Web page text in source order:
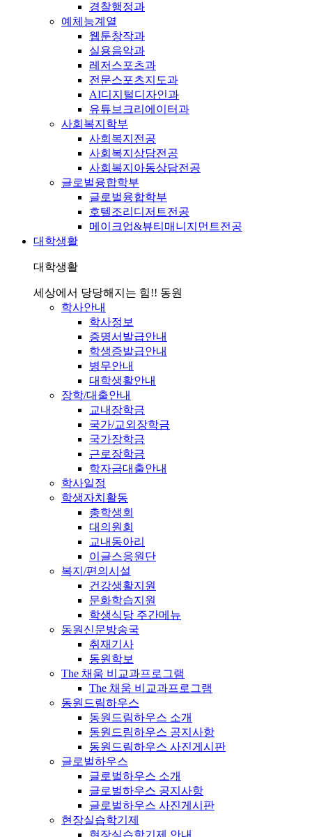
경찰행정과
예체능계열
웹툰창작과
실용음악과
레저스포츠과
전문스포츠지도과
AI디지털디자인과
유튜브크리에이터과
사회복지학부
사회복지전공
사회복지상담전공
사회복지아동상담전공
글로벌융합학부
글로벌융합학부
호텔조리디저트전공
메이크업&뷰티매니지먼트전공
대학생활
대학생활
세상에서 당당해지는 힘!! 동원
학사안내
학사정보
증명서발급안내
학생증발급안내
병무안내
대학생활안내
장학/대출안내
교내장학금
국가/교외장학금
국가장학금
근로장학금
학자금대출안내
학사일정
학생자치활동
총학생회
대의원회
교내동아리
이글스응원단
복지/편의시설
건강생활지원
문화학습지원
학생식당 주간메뉴
동원신문방송국
취재기사
동원학보
The 채움 비교과프로그램
The 채움 비교과프로그램
동원드림하우스
동원드림하우스 소개
동원드림하우스 공지사항
동원드림하우스 사진게시판
글로벌하우스
글로벌하우스 소개
글로벌하우스 공지사항
글로벌하우스 사진게시판
현장실습학기제